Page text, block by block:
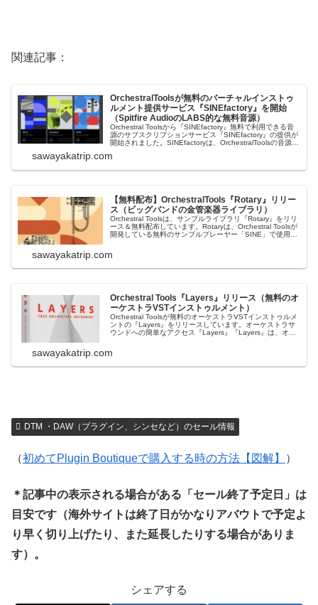
関連記事：
OrchestralToolsが無料のバーチャルインストゥ
ルメント提供サービス『SINEfactory』を開始
（Spitfire AudioのLABS的な無料音源）
Orchestral Toolsから『SINEfactory』無料で利用できる音
源のサブスクリプションサービス『SINEfactory』の提供が
開始されました。SINEfactoryは、OrchestralToolsの音源プ
ーチャルイン...
sawayakatrip.com
【無料配布】OrchestralTools『Rotary』リリー
ス（ビッグバンドの金管楽器ライブラリ）
Orchestral Toolsは、サンプルライブラリ『Rotary』をリリ
ース＆無料配布しています。Rotaryは、Orchestral Toolsが
開発している無料のサンプルプレーヤー「SINE」で使用で
sawayakatrip.com
Orchestral Tools『Layers』リリース（無料のオ
ーケストラVSTインストゥルメント）
Orchestral Toolsが無料のオーケストラVSTインストゥルメ
ントの『Layers』をリリースしています。オーケストラサ
ウンドへの簡単なアクセス『Layers』『Layers』は、オー
録...
sawayakatrip.com
DTM ・DAW（プラグイン、シンセなど）のセール情報
（初めてPlugin Boutiqueで購入する時の方法【図解】 ）
＊記事中の表示される場合がある「セール終了予定日」は
目安です（海外サイトは終了日がかなりアバウトで予定よ
り早く切り上げたり、また延長したりする場合がありま
す）。
シェアする